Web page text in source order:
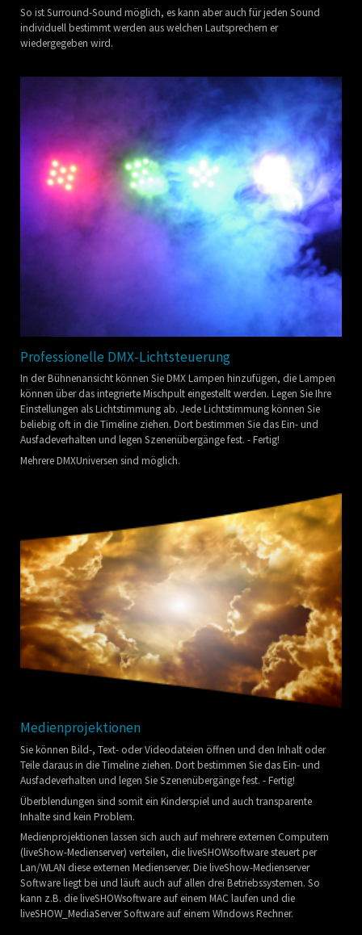
So ist Surround-Sound möglich, es kann aber auch für jeden Sound
individuell bestimmt werden aus welchen Lautsprechern er
wiedergegeben wird.
Professionelle DMX-Lichtsteuerung
In der Bühnenansicht können Sie DMX Lampen hinzufügen, die Lampen
können über das integrierte Mischpult eingestellt werden. Legen Sie Ihre
Einstellungen als Lichtstimmung ab. Jede Lichtstimmung können Sie
beliebig oft in die Timeline ziehen. Dort bestimmen Sie das Ein- und
Ausfadeverhalten und legen Szenenübergänge fest. - Fertig!
Mehrere DMXUniversen sind möglich.
Medienprojektionen
Sie können Bild-, Text- oder Videodateien öffnen und den Inhalt oder
Teile daraus in die Timeline ziehen. Dort bestimmen Sie das Ein- und
Ausfadeverhalten und legen Sie Szenenübergänge fest. - Fertig!
Überblendungen sind somit ein Kinderspiel und auch transparente
Inhalte sind kein Problem.
Medienprojektionen lassen sich auch auf mehrere externen Computern
(liveShow-Medienserver) verteilen, die liveSHOWsoftware steuert per
Lan/WLAN diese externen Medienserver. Die liveShow-Medienserver
Software liegt bei und läuft auch auf allen drei Betriebssystemen. So
kann z.B. die liveSHOWsoftware auf einem MAC laufen und die
liveSHOW_MediaServer Software auf einem WIndows Rechner.